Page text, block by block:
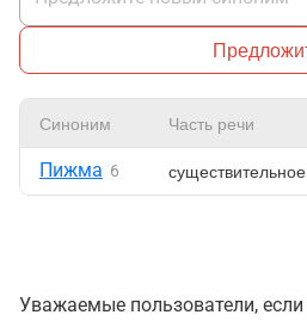
Синоним Часть речи
Пижма 6 существительное
Уважаемые пользователи,